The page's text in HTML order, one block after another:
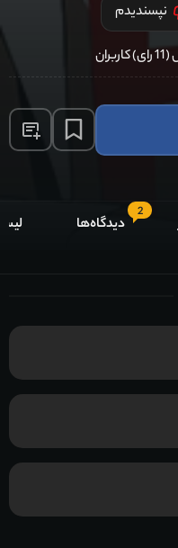
نپسندیدم
2
دیدگاه‌ها